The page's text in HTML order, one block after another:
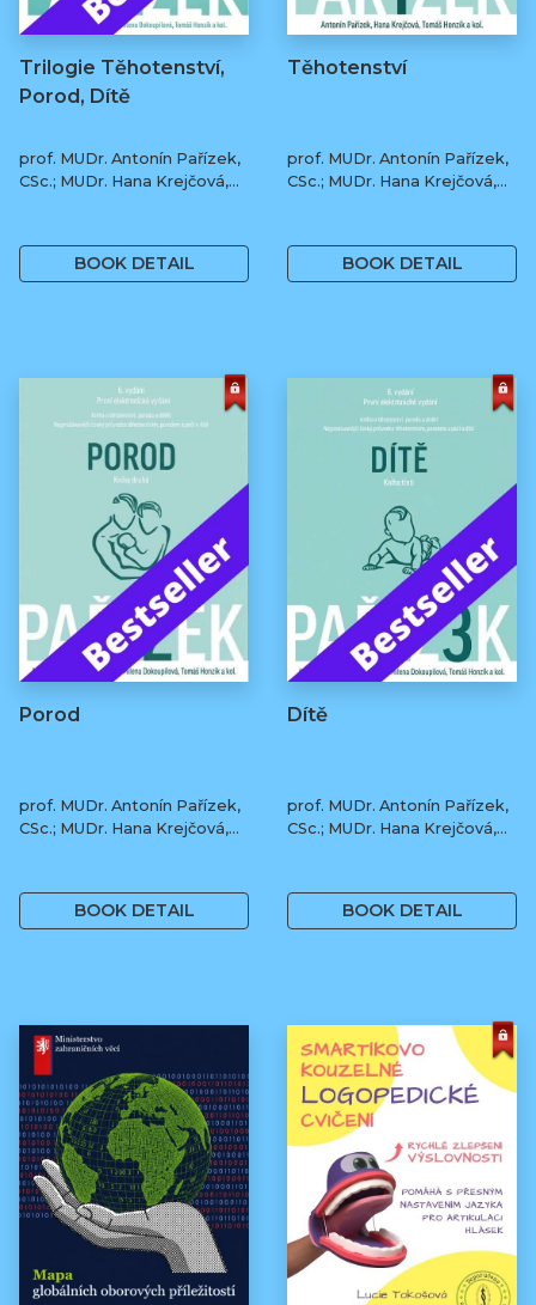
Trilogie Těhotenství,
Porod, Dítě
prof. MUDr. Antonín Pařízek,
CSc.; MUDr. Hana Krejčová,
Tomáš Honzík, Ph.D. a kol.
BOOK DETAIL
Těhotenství
prof. MUDr. Antonín Pařízek,
CSc.; MUDr. Hana Krejčová,
BOOK DETAIL
Porod
prof. MUDr. Antonín Pařízek,
CSc.; MUDr. Hana Krejčová,
Tomáš Honzík, Ph.D. a kol.
BOOK DETAIL
Dítě
prof. MUDr. Antonín Pařízek,
CSc.; MUDr. Hana Krejčová,
Tomáš Honzík, Ph.D. a kol.
BOOK DETAIL